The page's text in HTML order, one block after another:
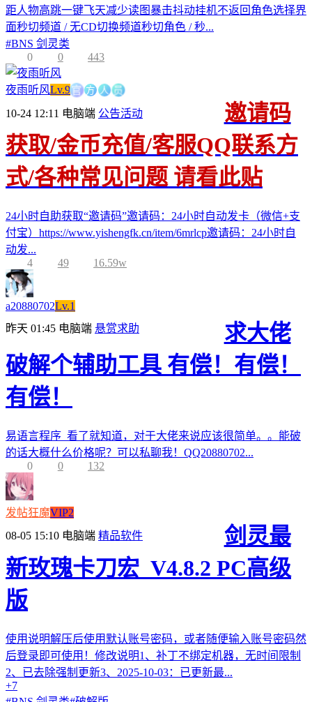
距人物高跳一键飞天减少读图暴击抖动挂机不返回角色选择界
面秒切频道 / 无CD切换频道秒切角色 / 秒...
#BNS 剑灵类
0
0 443
夜雨听风Lv.9官方人员
10-24 12:11 电脑端 公告活动
邀请码
获取/金币充值/客服QQ联系方
式/各种常见问题 请看此贴
24小时自助获取“邀请码”邀请码：24小时自动发卡（微信+支
付宝）https://www.yishengfk.cn/item/6mrlcp邀请码：24小时自
动发...
4
49 16.59w
a20880702Lv.1
昨天 01:45 电脑端 悬赏求助
求大佬
破解个辅助工具 有偿！有偿！
有偿！
易语言程序 看了就知道，对于大佬来说应该很简单。。能破
的话大概什么价格呢？可以私聊我！QQ20880702...
0
0 132
发帖狂魔VIP2
08-05 15:10 电脑端 精品软件
剑灵最
新玫瑰卡刀宏_V4.8.2 PC高级
版
使用说明解压后使用默认账号密码，或者随便输入账号密码然
后登录即可使用！修改说明1、补丁不绑定机器，无时间限制
2、已去除强制更新3、2025-10-03：已更新最...
+7